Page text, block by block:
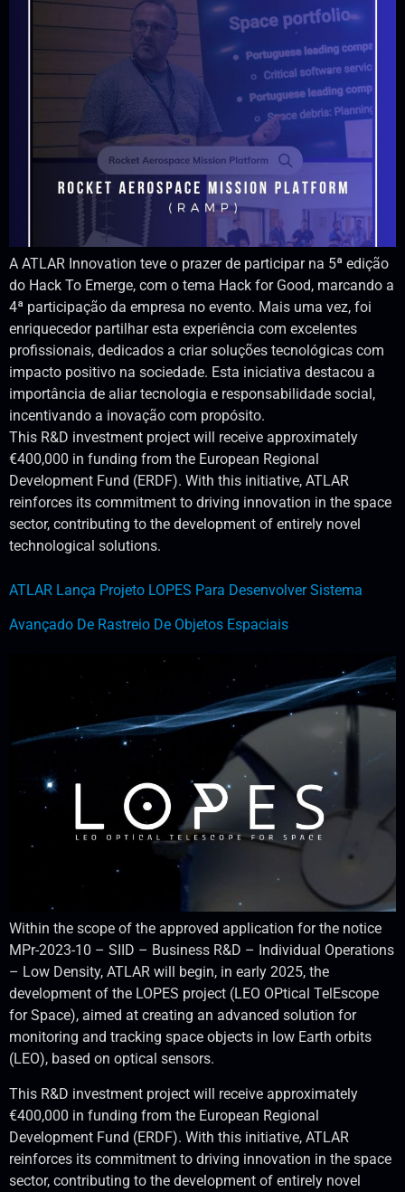
A ATLAR Innovation teve o prazer de participar na 5ª edição
do Hack To Emerge, com o tema Hack for Good, marcando a
4ª participação da empresa no evento. Mais uma vez, foi
enriquecedor partilhar esta experiência com excelentes
profissionais, dedicados a criar soluções tecnológicas com
impacto positivo na sociedade. Esta iniciativa destacou a
importância de aliar tecnologia e responsabilidade social,
incentivando a inovação com propósito.
This R&D investment project will receive approximately
€400,000 in funding from the European Regional
Development Fund (ERDF). With this initiative, ATLAR
reinforces its commitment to driving innovation in the space
sector, contributing to the development of entirely novel
technological solutions.
ATLAR Lança Projeto LOPES Para Desenvolver Sistema
Avançado De Rastreio De Objetos Espaciais
Within the scope of the approved application for the notice
MPr-2023-10 – SIID – Business R&D – Individual Operations
– Low Density, ATLAR will begin, in early 2025, the
development of the LOPES project (LEO OPtical TelEscope
for Space), aimed at creating an advanced solution for
monitoring and tracking space objects in low Earth orbits
(LEO), based on optical sensors.
This R&D investment project will receive approximately
€400,000 in funding from the European Regional
Development Fund (ERDF). With this initiative, ATLAR
reinforces its commitment to driving innovation in the space
sector, contributing to the development of entirely novel